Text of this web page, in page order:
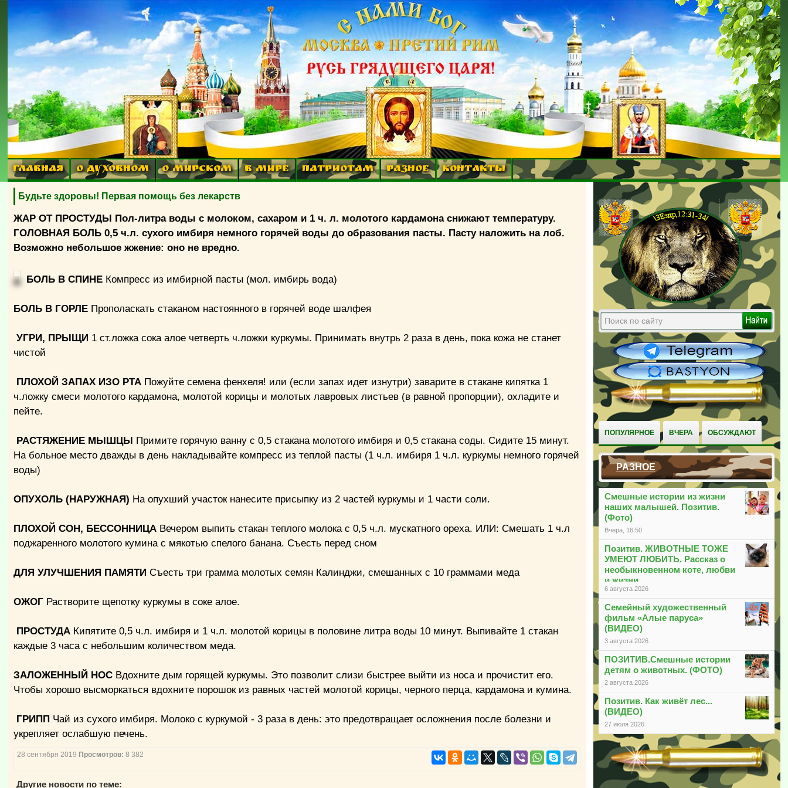
ГЛАВНАЯ О ДУХОВНОМ О МИРСКОМ В МИРЕ ПАТРИОТАМ РАЗНОЕ КОНТАКТЫ
ПОПУЛЯРНОЕ ВЧЕРА ОБСУЖДАЮТ
РАЗНОЕ
Смешные истории из жизни
наших малышей. Позитив.
(Фото)
Вчера, 16:50
Позитив. ЖИВОТНЫЕ ТОЖЕ
УМЕЮТ ЛЮБИТЬ. Рассказ о
необыкновенном коте, любви
и жизни
6 августа 2026
Семейный художественный
фильм «Алые паруса»
(ВИДЕО)
3 августа 2026
ПОЗИТИВ.Смешные истории
детям о животных. (ФОТО)
2 августа 2026
Позитив. Как живёт лес...
(ВИДЕО)
27 июля 2026
Будьте здоровы! Первая помощь без лекарств
ЖАР ОТ ПРОСТУДЫ Пол-литра воды с молоком, сахаром и 1 ч. л. молотого кардамона снижают температуру.
ГОЛОВНАЯ БОЛЬ 0,5 ч.л. сухого имбиря немного горячей воды до образования пасты. Пасту наложить на лоб.
Возможно небольшое жжение: оно не вредно.
БОЛЬ В СПИНЕ Компресс из имбирной пасты (мол. имбирь вода)
БОЛЬ В ГОРЛЕ Прополаскать стаканом настоянного в горячей воде шалфея
УГРИ, ПРЫЩИ 1 ст.ложка сока алое четверть ч.ложки куркумы. Принимать внутрь 2 раза в день, пока кожа не станет
чистой
ПЛОХОЙ ЗАПАХ ИЗО РТА Пожуйте семена фенхеля! или (если запах идет изнутри) заварите в стакане кипятка 1
ч.ложку смеси молотого кардамона, молотой корицы и молотых лавровых листьев (в равной пропорции), охладите и
пейте.
РАСТЯЖЕНИЕ МЫШЦЫ Примите горячую ванну с 0,5 стакана молотого имбиря и 0,5 стакана соды. Сидите 15 минут.
На больное место дважды в день накладывайте компресс из теплой пасты (1 ч.л. имбиря 1 ч.л. куркумы немного горячей
воды)
ОПУХОЛЬ (НАРУЖНАЯ) На опухший участок нанесите присыпку из 2 частей куркумы и 1 части соли.
ПЛОХОЙ СОН, БЕССОННИЦА Вечером выпить стакан теплого молока с 0,5 ч.л. мускатного ореха. ИЛИ: Смешать 1 ч.л
поджаренного молотого кумина с мякотью спелого банана. Съесть перед сном
ДЛЯ УЛУЧШЕНИЯ ПАМЯТИ Съесть три грамма молотых семян Калинджи, смешанных с 10 граммами меда
ОЖОГ Растворите щепотку куркумы в соке алое.
ПРОСТУДА Кипятите 0,5 ч.л. имбиря и 1 ч.л. молотой корицы в половине литра воды 10 минут. Выпивайте 1 стакан
каждые 3 часа с небольшим количеством меда.
ЗАЛОЖЕННЫЙ НОС Вдохните дым горящей куркумы. Это позволит слизи быстрее выйти из носа и прочистит его.
Чтобы хорошо высморкаться вдохните порошок из равных частей молотой корицы, черного перца, кардамона и кумина.
ГРИПП Чай из сухого имбиря. Молоко с куркумой - 3 раза в день: это предотвращает осложнения после болезни и
укрепляет ослабшую печень.
28 сентября 2019 Просмотров: 8 382
Другие новости по теме: